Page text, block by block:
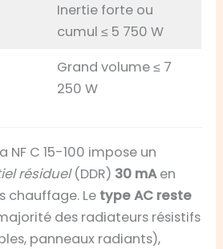
Inertie forte ou
cumul ≤ 5 750 W
Grand volume ≤ 7
250 W
NF C 15-100 impose un
résiduel(DDR) 30 mAen
chauffage. Le type AC reste
des radiateurs résistifs
panneaux radiants),